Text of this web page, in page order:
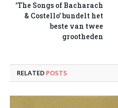
‘The Songs of Bacharach
& Costello’ bundelt het
beste van twee
grootheden
RELATED POSTS